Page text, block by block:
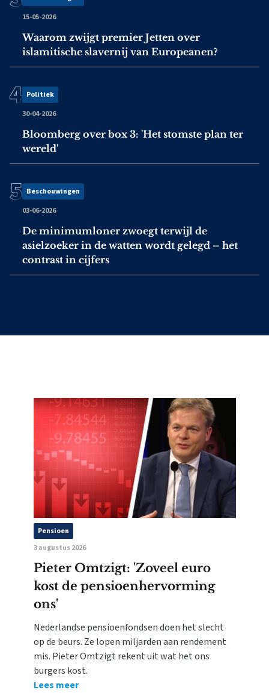
15-05-2026
Waarom zwijgt premier Jetten over
islamitische slavernij van Europeanen?
Politiek
30-04-2026
Bloomberg over box 3: 'Het stomste plan ter
wereld'
Beschouwingen
03-06-2026
De minimumloner zwoegt terwijl de
asielzoeker in de watten wordt gelegd – het
contrast in cijfers
Pensioen
3 augustus 2026
Pieter Omtzigt: 'Zoveel euro
kost de pensioenhervorming
ons'
Nederlandse pensioenfondsen doen het slecht
op de beurs. Ze lopen miljarden aan rendement
mis. Pieter Omtzigt rekent uit wat het ons
burgers kost.
Lees meer